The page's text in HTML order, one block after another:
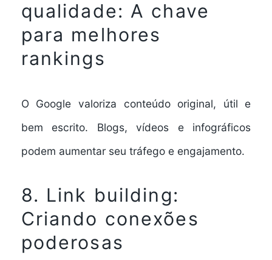
qualidade: A chave
para melhores
rankings
O Google valoriza conteúdo original, útil e
bem escrito. Blogs, vídeos e infográficos
podem aumentar seu tráfego e engajamento.
8. Link building:
Criando conexões
poderosas